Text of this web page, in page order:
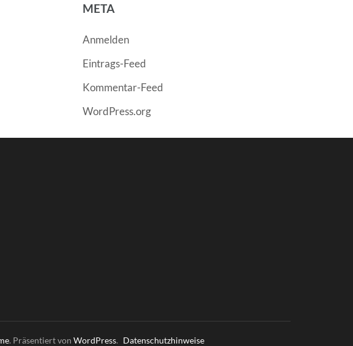
META
Anmelden
Eintrags-Feed
Kommentar-Feed
WordPress.org
. Präsentiert von WordPress. Datenschutzhinweise